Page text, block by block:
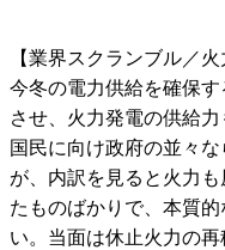
【業界スクランブル／
今冬の電力供給を確保
させ、火力発電の供給
国民に向け政府の並々
が、内訳を見ると火力
たものばかりで、本質
い。当面は休止火力の再